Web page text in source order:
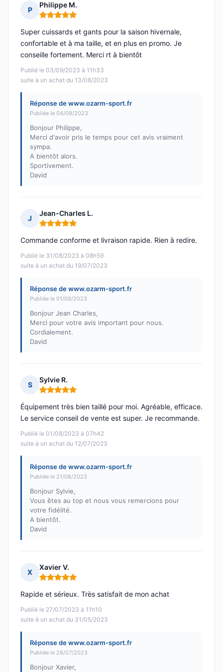
P
Philippe M.
Note : 5 sur 5
Publié le 03/09/2023 à 11h33
suite à un achat du 13/08/2023
Super cuissards et gants pour la saison hivernale,
confortable et à ma taille, et en plus en promo. Je
conseille fortement. Merci rt à bientôt
Réponse de www.ozarm-sport.fr
Publiée le 04/09/2023
Bonjour Philippe,
Merci d'avoir pris le temps pour cet avis vraiment
sympa.
A bientôt alors.
Sportivement.
David
J
Jean-Charles L.
Note : 5 sur 5
Publié le 31/08/2023 à 08h59
suite à un achat du 19/07/2023
Commande conforme et livraison rapide. Rien à redire.
Réponse de www.ozarm-sport.fr
Publiée le 01/09/2023
Bonjour Jean Charles,
Merci pour votre avis important pour nous.
Cordialement.
David
S
Sylvie R.
Note : 5 sur 5
Publié le 01/08/2023 à 07h42
suite à un achat du 12/07/2023
Équipement très bien taillé pour moi. Agréable, efficace.
Le service conseil de vente est super. Je recommande.
Réponse de www.ozarm-sport.fr
Publiée le 21/08/2023
Bonjour Sylvie,
Vous êtes au top et nous vous remercions pour
votre fidélité.
A bientôt.
David
X
Xavier V.
Note : 5 sur 5
Publié le 27/07/2023 à 11h10
suite à un achat du 31/05/2023
Rapide et sérieux. Très satisfait de mon achat
Réponse de www.ozarm-sport.fr
Publiée le 28/07/2023
Bonjour Xavier,